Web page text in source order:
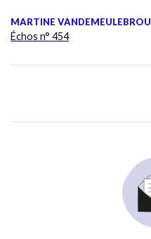
MARTINE
Échos n° 454